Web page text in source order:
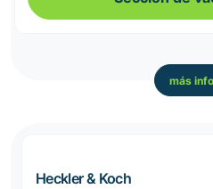
más info
Heckler & Koch